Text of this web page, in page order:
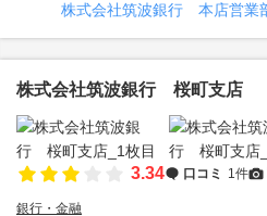
株式会社筑波銀行 本店営業
株式会社筑波銀行 桜町支店
3.34 口コミ 1件
銀行・金融